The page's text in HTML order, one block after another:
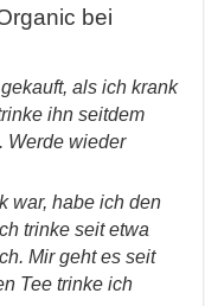
bei
als ich krank
ihn seitdem
Werde wieder
war, habe ich den
trinke seit etwa
Mir geht es seit
Tee trinke ich